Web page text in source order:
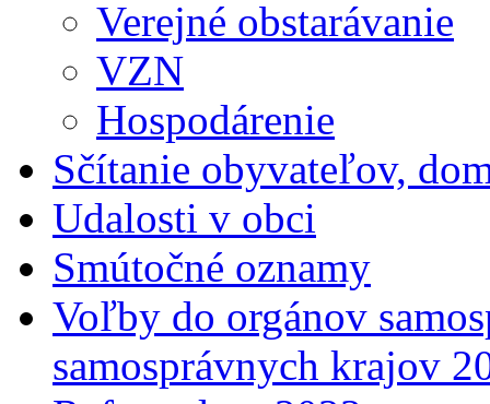
Verejné obstarávanie
VZN
Hospodárenie
Sčítanie obyvateľov,
Udalosti v obci
Smútočné oznamy
Voľby do orgánov
samosprávnych krajov